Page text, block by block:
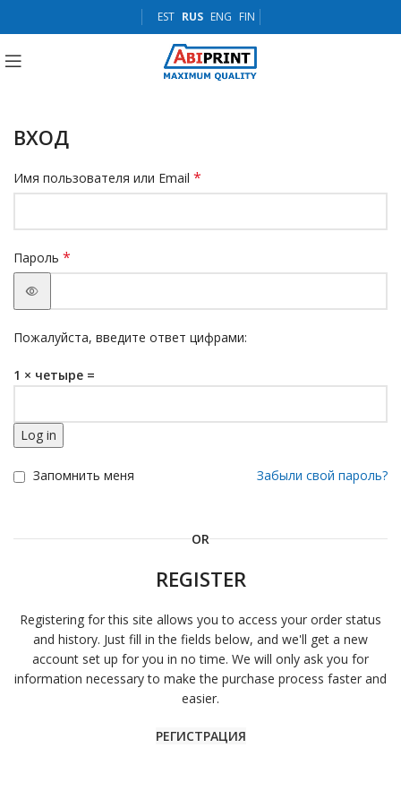
EST RUS ENG FIN
ВХОД
Имя пользователя или Email *
Пароль *
Пожалуйста, введите ответ цифрами:
1 × четыре =
Log in
Забыли свой пароль?
Запомнить меня
OR
REGISTER
Registering for this site allows you to access your order status
and history. Just fill in the fields below, and we'll get a new
account set up for you in no time. We will only ask you for
information necessary to make the purchase process faster and
easier.
РЕГИСТРАЦИЯ